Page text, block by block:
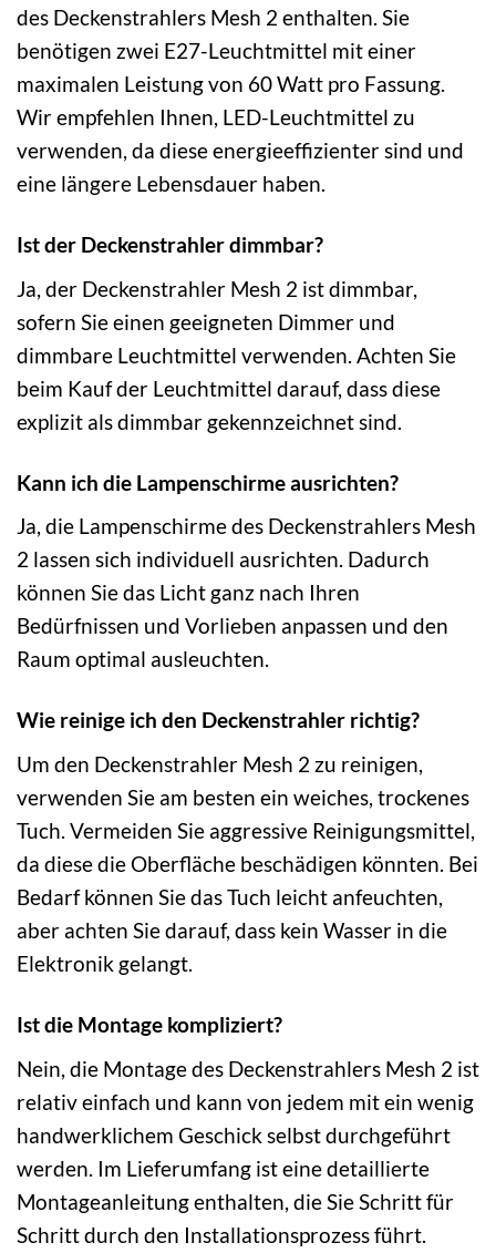
des Deckenstrahlers Mesh 2 enthalten. Sie
benötigen zwei E27-Leuchtmittel mit einer
maximalen Leistung von 60 Watt pro Fassung.
Wir empfehlen Ihnen, LED-Leuchtmittel zu
verwenden, da diese energieeffizienter sind und
eine längere Lebensdauer haben.
Ist der Deckenstrahler dimmbar?
Ja, der Deckenstrahler Mesh 2 ist dimmbar,
sofern Sie einen geeigneten Dimmer und
dimmbare Leuchtmittel verwenden. Achten Sie
beim Kauf der Leuchtmittel darauf, dass diese
explizit als dimmbar gekennzeichnet sind.
Kann ich die Lampenschirme ausrichten?
Ja, die Lampenschirme des Deckenstrahlers Mesh
2 lassen sich individuell ausrichten. Dadurch
können Sie das Licht ganz nach Ihren
Bedürfnissen und Vorlieben anpassen und den
Raum optimal ausleuchten.
Wie reinige ich den Deckenstrahler richtig?
Um den Deckenstrahler Mesh 2 zu reinigen,
verwenden Sie am besten ein weiches, trockenes
Tuch. Vermeiden Sie aggressive Reinigungsmittel,
da diese die Oberfläche beschädigen könnten. Bei
Bedarf können Sie das Tuch leicht anfeuchten,
aber achten Sie darauf, dass kein Wasser in die
Elektronik gelangt.
Ist die Montage kompliziert?
Nein, die Montage des Deckenstrahlers Mesh 2 ist
relativ einfach und kann von jedem mit ein wenig
handwerklichem Geschick selbst durchgeführt
werden. Im Lieferumfang ist eine detaillierte
Montageanleitung enthalten, die Sie Schritt für
Schritt durch den Installationsprozess führt.